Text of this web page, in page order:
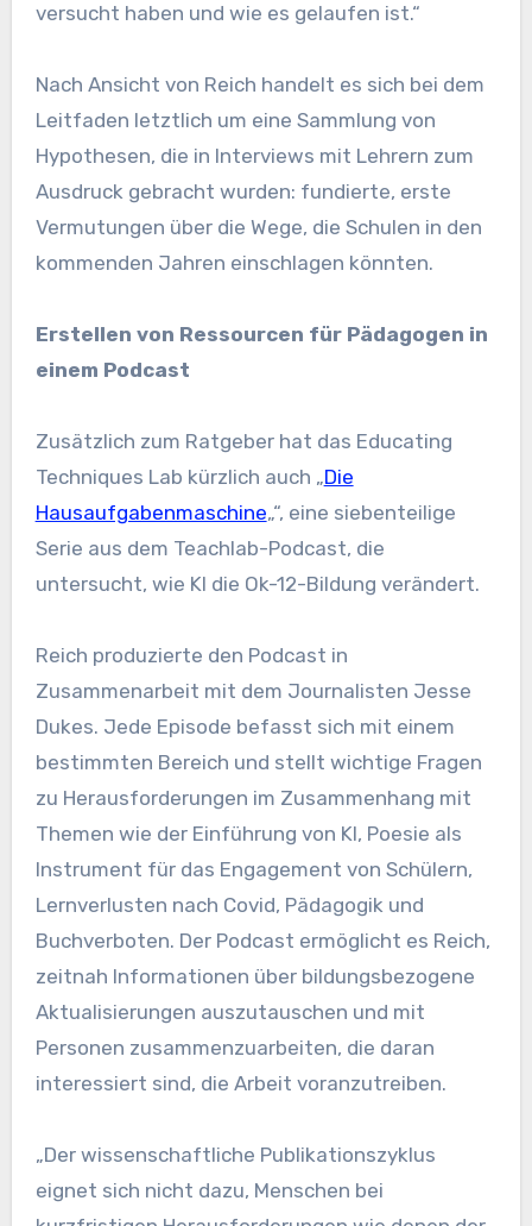
versucht haben und wie es gelaufen ist.“
Nach Ansicht von Reich handelt es sich bei dem
Leitfaden letztlich um eine Sammlung von
Hypothesen, die in Interviews mit Lehrern zum
Ausdruck gebracht wurden: fundierte, erste
Vermutungen über die Wege, die Schulen in den
kommenden Jahren einschlagen könnten.
Erstellen von Ressourcen für Pädagogen in
einem Podcast
Zusätzlich zum Ratgeber hat das Educating
Techniques Lab kürzlich auch „Die
Hausaufgabenmaschine„“, eine siebenteilige
Serie aus dem Teachlab-Podcast, die
untersucht, wie KI die Ok-12-Bildung verändert.
Reich produzierte den Podcast in
Zusammenarbeit mit dem Journalisten Jesse
Dukes. Jede Episode befasst sich mit einem
bestimmten Bereich und stellt wichtige Fragen
zu Herausforderungen im Zusammenhang mit
Themen wie der Einführung von KI, Poesie als
Instrument für das Engagement von Schülern,
Lernverlusten nach Covid, Pädagogik und
Buchverboten. Der Podcast ermöglicht es Reich,
zeitnah Informationen über bildungsbezogene
Aktualisierungen auszutauschen und mit
Personen zusammenzuarbeiten, die daran
interessiert sind, die Arbeit voranzutreiben.
„Der wissenschaftliche Publikationszyklus
eignet sich nicht dazu, Menschen bei